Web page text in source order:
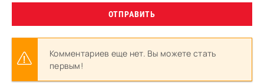
ОТПРАВИТЬ
Комментариев еще нет. Вы можете стать
первым!